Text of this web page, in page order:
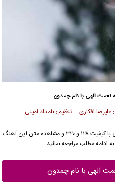
نعمت الهی با نام چمدون
افکاری تنظیم : بامداد امینی
با کیفیت ۱۲۸ و ۳۲۰ و مشاهده متن این آهنگ
ادامه مطلب مراجعه نمائید …
الهی با نام چمدون